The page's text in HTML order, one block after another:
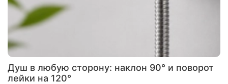
Душ в любую сторону: наклон 90° и поворот
лейки на 120°